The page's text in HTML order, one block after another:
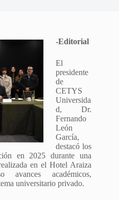
-Editorial
El
presidente
de
CETYS
Universida
d, Dr.
Fernando
León
García,
destacó los
en 2025 durante una
en el Hotel Araiza
académicos,
universitario privado.